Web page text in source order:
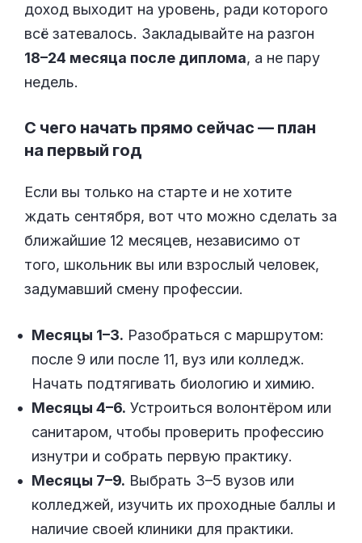
доход выходит на уровень, ради которого
всё затевалось. Закладывайте на разгон
18–24 месяца после диплома, а не пару
недель.
С чего начать прямо сейчас — план
на первый год
Если вы только на старте и не хотите
ждать сентября, вот что можно сделать за
ближайшие 12 месяцев, независимо от
того, школьник вы или взрослый человек,
задумавший смену профессии.
Месяцы 1–3. Разобраться с маршрутом:
после 9 или после 11, вуз или колледж.
Начать подтягивать биологию и химию.
Месяцы 4–6. Устроиться волонтёром или
санитаром, чтобы проверить профессию
изнутри и собрать первую практику.
Месяцы 7–9. Выбрать 3–5 вузов или
колледжей, изучить их проходные баллы и
наличие своей клиники для практики.